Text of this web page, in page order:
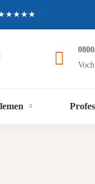
★★★★★